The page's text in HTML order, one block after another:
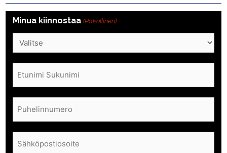
Minua kiinnostaa (Pakollinen)
Nimi
(Pakollinen)
Puhelin
(Pakollinen)
Sähköposti
(Pakollinen)